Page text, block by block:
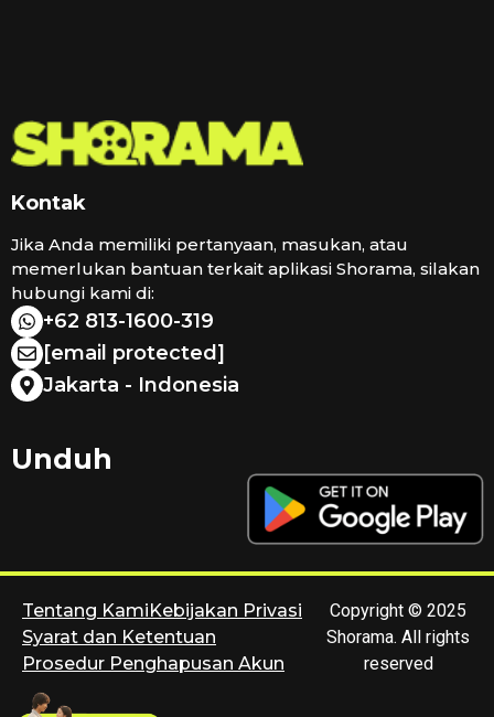
Kontak
Jika Anda memiliki pertanyaan, masukan, atau
memerlukan bantuan terkait aplikasi Shorama, silakan
hubungi kami di:
+62 813-1600-319
[email protected]
Jakarta - Indonesia
Unduh
Copyright © 2025
Shorama. All rights
reserved
Tentang KamiKebijakan Privasi
Syarat dan Ketentuan
Prosedur Penghapusan Akun